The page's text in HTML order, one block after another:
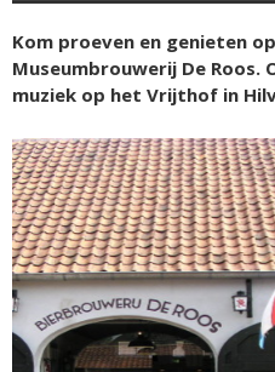
Kom proeven en genieten
Museumbrouwerij De Roos.
muziek op het Vrijthof in